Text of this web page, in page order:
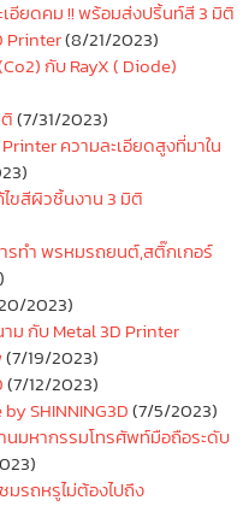
อียดคม !! พร้อมส่งปริ้นท์สี 3 มิติ
Printer(8/21/2023)
กับ RayX ( Diode)
(7/31/2023)
ความละเอียดสูงที่มาใน
ขสีผิวชิ้นงาน 3 มิติ
ารทำ พรหมรถยนต์,สติ๊กเกอร์
2023)
ม กับ Metal 3D Printer
(7/19/2023)
(7/12/2023)
SHINNING3D(7/5/2023)
นมหากรรมโทรศัพท์มือถือระดับ
มรถหรูไม่ต้องไปถึง